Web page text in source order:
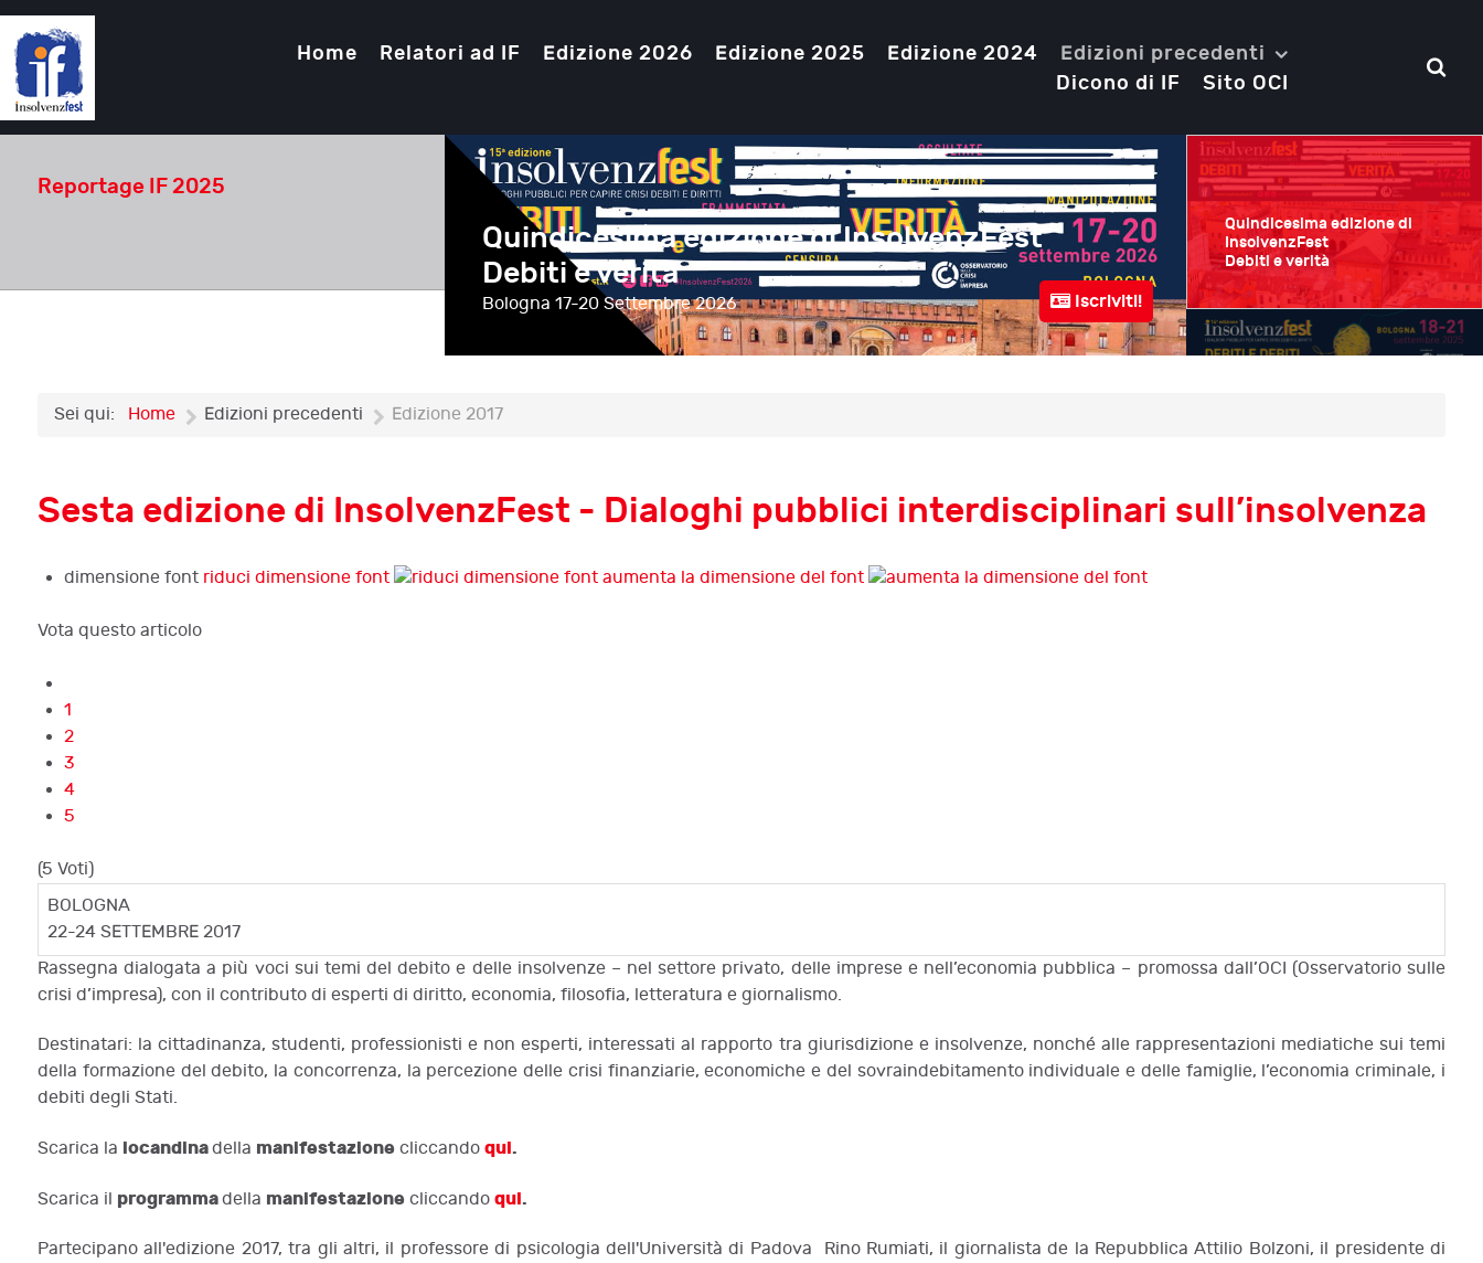
Home Relatori ad IF Edizione 2026 Edizione 2025 Edizione 2024
Edizioni precedenti
Dicono di IF
Sito OCI
Reportage IF 2025
Iscriviti!
Quindicesima edizione di InsolvenzFest
Debiti e verità
Bologna 17-20 Settembre 2026
Quattordicesima
Debiti e debiti
Bologna 18-21 Settembre 2025
Quindicesima edizione di
InsolvenzFest
Debiti e verità
Sei qui: Home Edizioni precedenti Edizione 2017
Sesta edizione di InsolvenzFest - Dialoghi pubblici interdisciplinari sull’insolvenza
dimensione font riduci dimensione font aumenta la dimensione del font
Vota questo articolo
1
2
3
4
5
(5 Voti)
BOLOGNA
22-24 SETTEMBRE 2017
Rassegna dialogata a più voci sui temi del debito e delle insolvenze – nel settore privato, delle imprese e nell’economia pubblica – promossa dall’OCI (Osservatorio sulle
crisi d’impresa), con il contributo di esperti di diritto, economia, filosofia, letteratura e giornalismo.
Destinatari: la cittadinanza, studenti, professionisti e non esperti, interessati al rapporto tra giurisdizione e insolvenze, nonché alle rappresentazioni mediatiche sui temi
della formazione del debito, la concorrenza, la percezione delle crisi finanziarie, economiche e del sovraindebitamento individuale e delle famiglie, l’economia criminale, i
debiti degli Stati.
Scarica la locandinadella manifestazione cliccando qui.
Scarica il programmadella manifestazione cliccando qui.
Partecipano all'edizione 2017, tra gli altri, il professore di psicologia dell'Università di Padova Rino Rumiati, il giornalista de la Repubblica Attilio Bolzoni, il presidente di